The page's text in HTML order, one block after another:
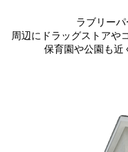
ラブリー
周辺にドラッグストアや
保育園や公園も近